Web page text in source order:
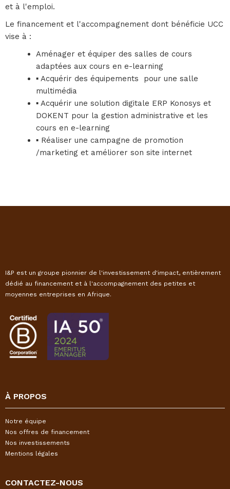
et à l'emploi.
Le financement et l'accompagnement dont bénéficie UCC
vise à :
Aménager et équiper des salles de cours
adaptées aux cours en e-learning
▪ Acquérir des équipements pour une salle
multimédia
▪ Acquérir une solution digitale ERP Konosys et
DOKENT pour la gestion administrative et les
cours en e-learning
▪ Réaliser une campagne de promotion
/marketing et améliorer son site internet
I&P est un groupe pionnier de l'investissement d'impact, entièrement
dédié au financement et à l'accompagnement des petites et
moyennes entreprises en Afrique.
À PROPOS
Notre équipe
Nos offres de financement
Nos investissements
Mentions légales
CONTACTEZ-NOUS